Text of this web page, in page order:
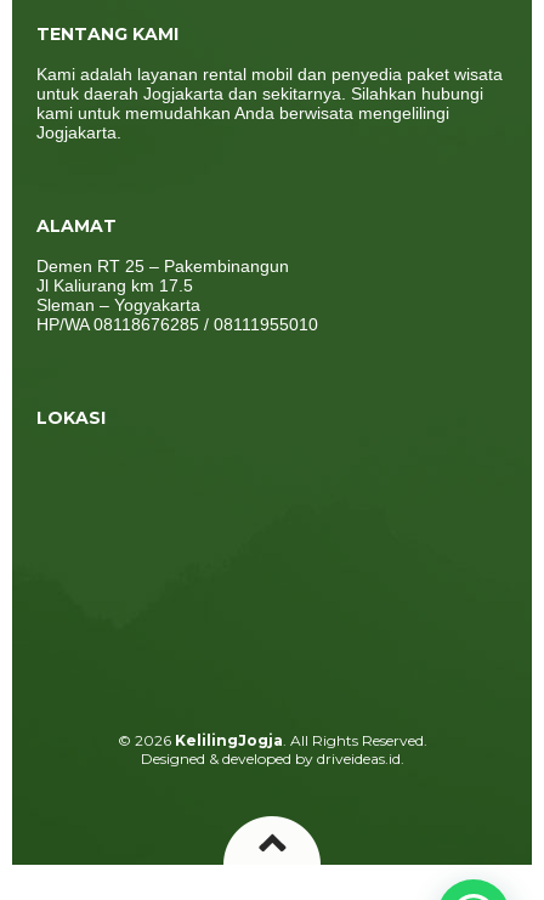
TENTANG KAMI
Kami adalah layanan rental mobil dan penyedia paket wisata
untuk daerah Jogjakarta dan sekitarnya. Silahkan hubungi
kami untuk memudahkan Anda berwisata mengelilingi
Jogjakarta.
ALAMAT
Demen RT 25 – Pakembinangun
Jl Kaliurang km 17.5
Sleman – Yogyakarta
HP/WA 08118676285 / 08111955010
LOKASI
© 2026 KelilingJogja. All Rights Reserved.
Designed & developed by driveideas.id.